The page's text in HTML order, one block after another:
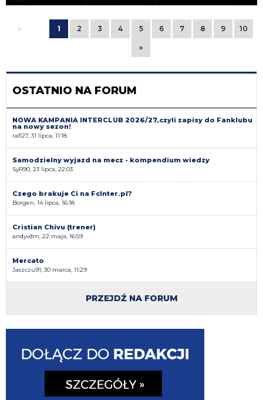
« 1 2 3 4 5 6 7 8 9 10
»
OSTATNIO NA FORUM
NOWA KAMPANIA INTERCLUB 2026/27,czyli zapisy do Fanklubu
na nowy sezon!
rafi27, 31 lipca, 11:18
Samodzielny wyjazd na mecz - kompendium wiedzy
SyR90, 23 lipca, 22:03
Czego brakuje Ci na FcInter.pl?
Borgen, 14 lipca, 16:18
Cristian Chivu (trener)
andyvdm, 22 maja, 16:59
Mercato
Jaszczu91, 30 marca, 11:29
PRZEJDŹ NA FORUM